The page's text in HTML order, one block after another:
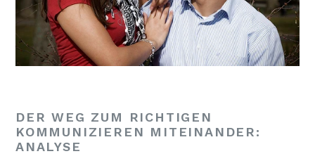
DER WEG ZUM RICHTIGEN
KOMMUNIZIEREN MITEINANDER:
ANALYSE